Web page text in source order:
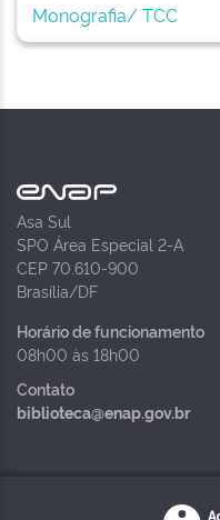
Monografia/ TCC
Asa Sul
SPO Área Especial 2-A
CEP 70.610-900
Brasília/DF
Horário de funcionamento
08h00 às 18h00
Contato
biblioteca@enap.gov.br